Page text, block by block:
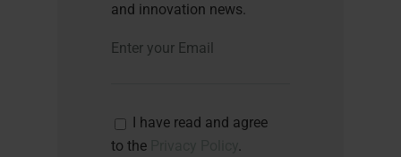
and innovation news.
I have read and agree
to the
.